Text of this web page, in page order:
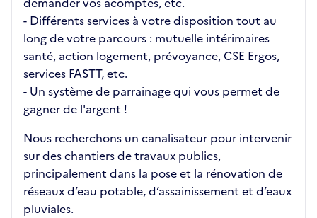
- Différents services à votre disposition tout au
long de votre parcours : mutuelle intérimaires
santé, action logement, prévoyance, CSE Ergos,
services FASTT, etc.
- Un système de parrainage qui vous permet de
gagner de l'argent !
Nous recherchons un canalisateur pour intervenir
sur des chantiers de travaux publics,
principalement dans la pose et la rénovation de
réseaux d’eau potable, d’assainissement et d’eaux
pluviales.